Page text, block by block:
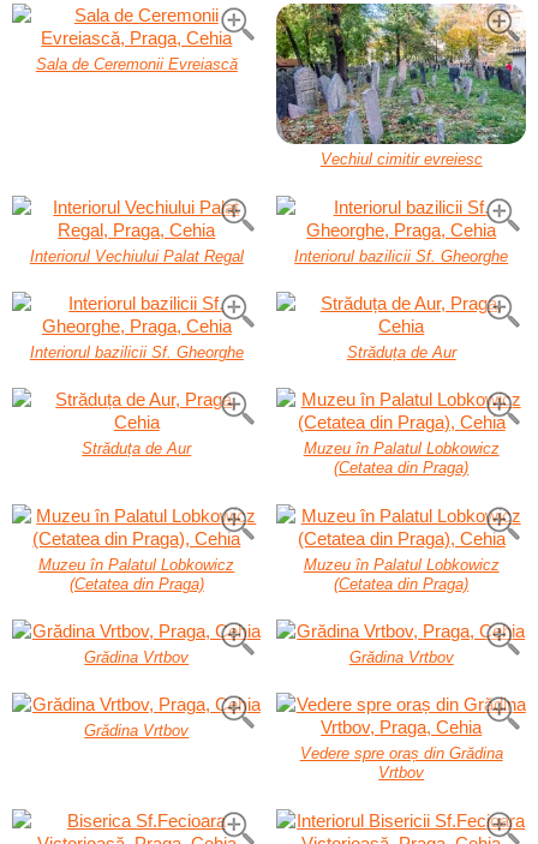
Sala de Ceremonii Evreiască
Vechiul cimitir evreiesc
Interiorul Vechiului Palat Regal Interiorul bazilicii Sf. Gheorghe
Interiorul bazilicii Sf. Gheorghe Străduța de Aur
Străduța de Aur
Muzeu în Palatul Lobkowicz
(Cetatea din Praga)
Muzeu în Palatul Lobkowicz
(Cetatea din Praga)
Muzeu în Palatul Lobkowicz
(Cetatea din Praga)
Grădina Vrtbov Grădina Vrtbov
Grădina Vrtbov
Vedere spre oraș din Grădina
Vrtbov